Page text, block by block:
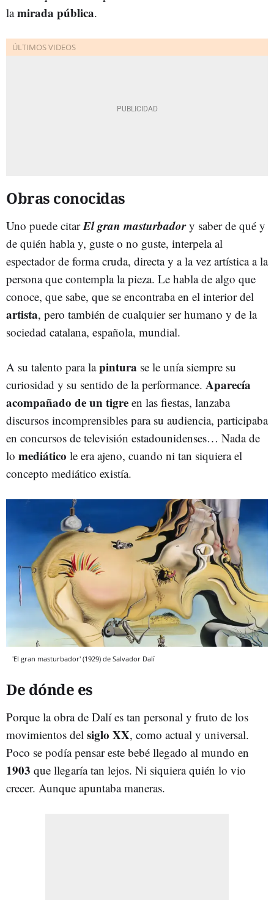
lamirada pública.
Obras conocidas
Uno puede citarEl gran masturbadory saber de qué y
de quién habla y, guste o no guste, interpela al
espectador de forma cruda, directa y a la vez artística a la
persona que contempla la pieza. Le habla de algo que
conoce, que sabe, que se encontraba en el interior del
artista, pero también de cualquier ser humano y de la
sociedad catalana, española, mundial.
A su talento para lapintura se le unía siempre su
curiosidad y su sentido de la performance. Aparecía
acompañado de un tigre en las fiestas, lanzaba
discursos incomprensibles para su audiencia, participaba
en concursos de televisión estadounidenses… Nada de
lo mediático le era ajeno, cuando ni tan siquiera el
concepto mediático existía.
'El gran masturbador' (1929) de Salvador Dalí
De dónde es
Porque la obra de Dalí es tan personal y fruto de los
movimientos del siglo XX, como actual y universal.
Poco se podía pensar este bebé llegado al mundo en
1903 que llegaría tan lejos. Ni siquiera quién lo vio
crecer. Aunque apuntaba maneras.